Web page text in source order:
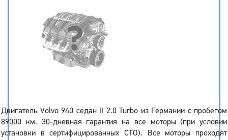
Двигатель Volvo 940 седан II 2.0 Turbo из Германии с пробегом
89000 км. 30-дневная гарантия на все моторы (при условии
установки в сертифицированных СТО). Все моторы проходят